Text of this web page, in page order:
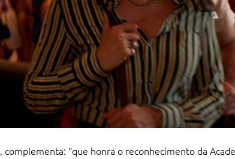
“que honra o reconhecimento da